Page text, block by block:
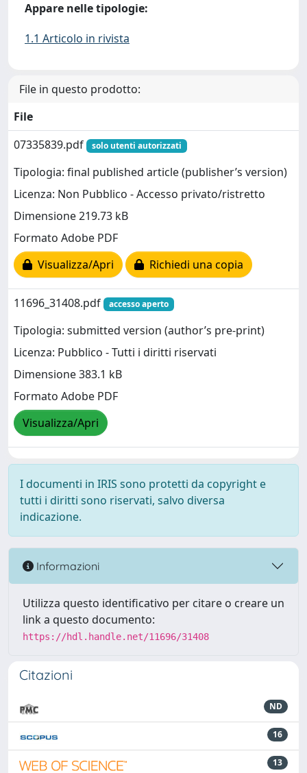
Appare nelle tipologie:
1.1 Articolo in rivista
File in questo prodotto:
File
07335839.pdf
solo utenti autorizzati
Tipologia: final published article (publisher’s version)
Licenza: Non Pubblico - Accesso privato/ristretto
Dimensione 219.73 kB
Formato Adobe PDF
Visualizza/Apri
Richiedi una copia
11696_31408.pdf accesso aperto
Tipologia: submitted version (author’s pre-print)
Licenza: Pubblico - Tutti i diritti riservati
Dimensione 383.1 kB
Formato Adobe PDF
Visualizza/Apri
I documenti in IRIS sono protetti da copyright e
tutti i diritti sono riservati, salvo diversa
indicazione.
Informazioni
Utilizza questo identificativo per citare o creare un
link a questo documento:
https://hdl.handle.net/11696/31408
Citazioni
ND
16
13